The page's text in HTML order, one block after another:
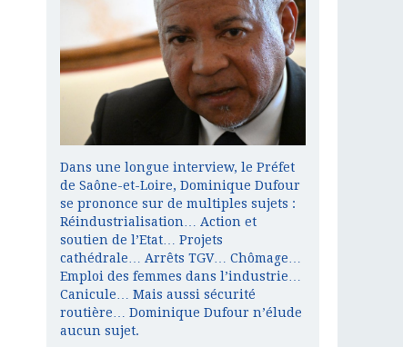
Dans une longue interview, le Préfet
de Saône-et-Loire, Dominique Dufour
se prononce sur de multiples sujets :
Réindustrialisation… Action et
soutien de l’Etat… Projets
cathédrale… Arrêts TGV… Chômage…
Emploi des femmes dans l’industrie…
Canicule… Mais aussi sécurité
routière… Dominique Dufour n’élude
aucun sujet.